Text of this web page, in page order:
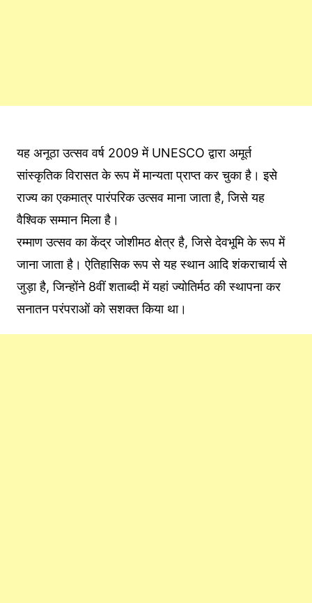
यह अनूठा उत्सव वर्ष 2009 में UNESCO द्वारा अमूर्त
सांस्कृतिक विरासत के रूप में मान्यता प्राप्त कर चुका है। इसे
राज्य का एकमात्र पारंपरिक उत्सव माना जाता है, जिसे यह
वैश्विक सम्मान मिला है।
रम्माण उत्सव का केंद्र जोशीमठ क्षेत्र है, जिसे देवभूमि के रूप में
जाना जाता है। ऐतिहासिक रूप से यह स्थान आदि शंकराचार्य से
जुड़ा है, जिन्होंने 8वीं शताब्दी में यहां ज्योतिर्मठ की स्थापना कर
सनातन परंपराओं को सशक्त किया था।